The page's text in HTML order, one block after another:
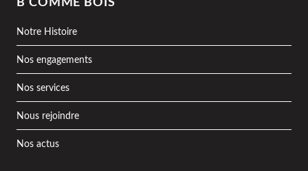
B COMME BOIS
Notre Histoire
Nos engagements
Nos services
Nous rejoindre
Nos actus